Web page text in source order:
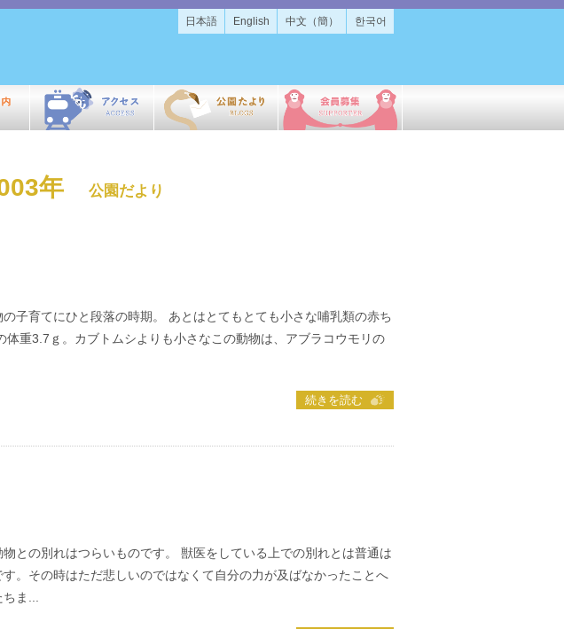
日本語 English 中文（簡） 한국어
年 公園だより
子育てにひと段落の時期。 あとはとてもとても小さな哺乳類の赤ち
体重3.7ｇ。カブトムシよりも小さなこの動物は、アブラコウモリの
続きを読む
との別れはつらいものです。 獣医をしている上での別れとは普通は
。その時はただ悲しいのではなくて自分の力が及ばなかったことへ
ま...